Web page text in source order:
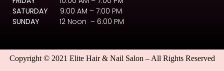
SATURDAY 9:00 AM – 7:00 PM
SUNDAY 12 Noon – 6:00 PM
Copyright © 2021 Elite Hair & Nail Salon – All Rights Reserved